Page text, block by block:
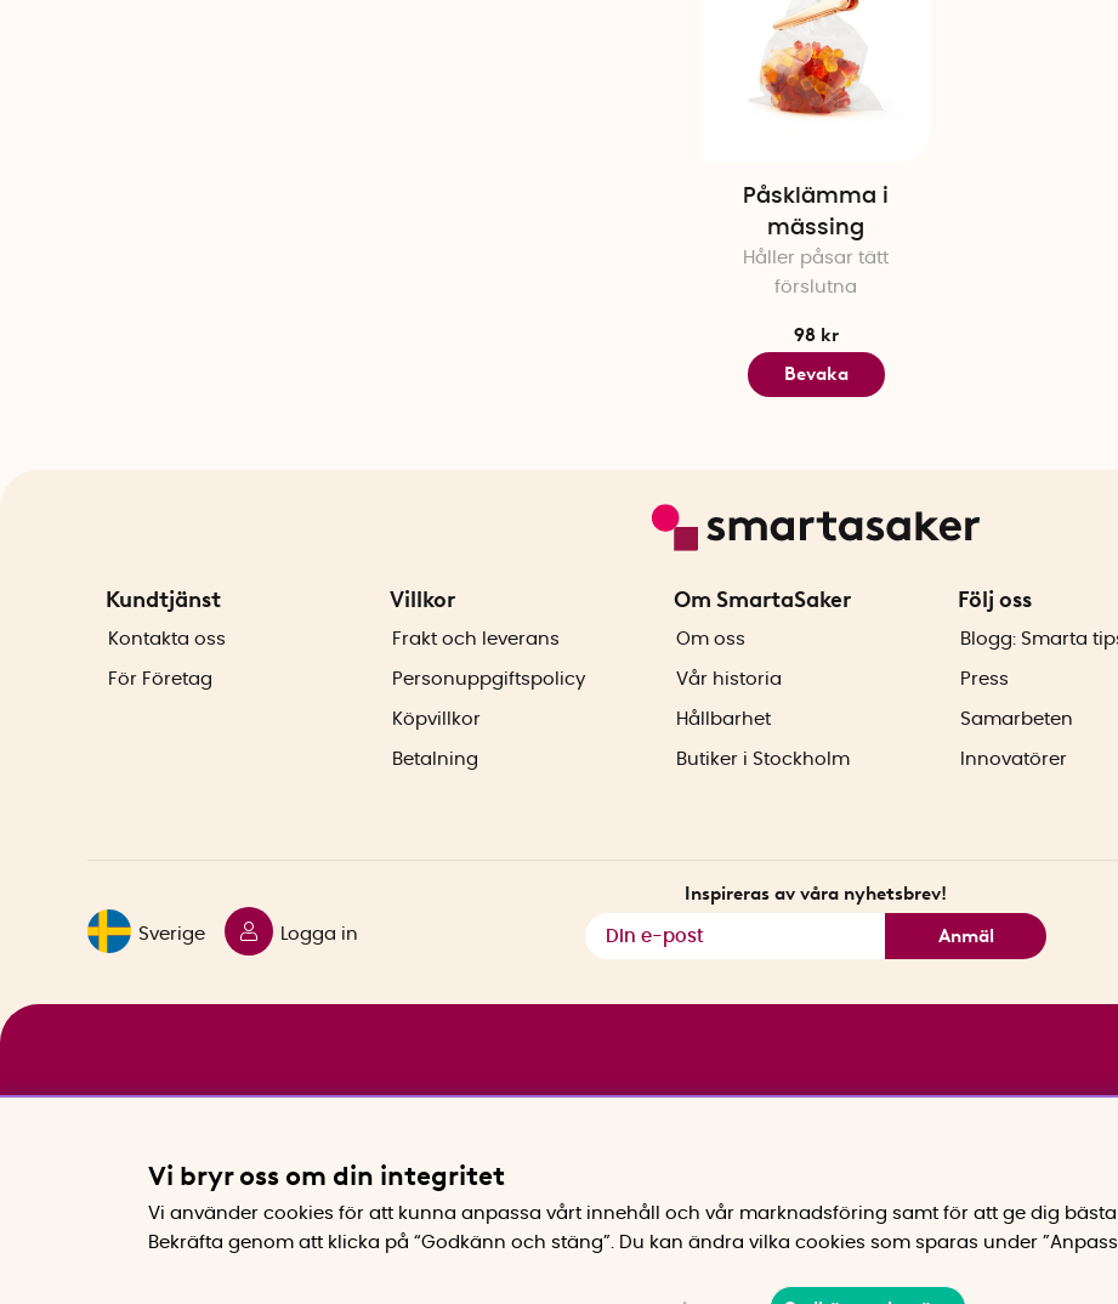
Påsklämma i
mässing
Håller påsar tätt
förslutna
98 kr
Bevaka
Kundtjänst
Kontakta oss
För Företag
Villkor
Frakt och leverans
Personuppgiftspolicy
Köpvillkor
Betalning
Om SmartaSaker
Om oss
Vår historia
Hållbarhet
Butiker i Stockholm
Följ oss
Blogg: Smarta
Press
Samarbeten
Innovatörer
Sverige Logga in
Inspireras av våra nyhetsbrev!
Anmäl
Vi bryr oss om din integritet
Vi använder cookies för att kunna anpassa vårt innehåll och vår marknadsföring samt för att ge dig
Bekräfta genom att klicka på “Godkänn och stäng”. Du kan ändra vilka cookies som sparas under